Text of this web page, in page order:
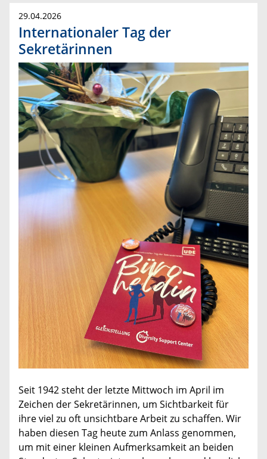
29.04.2026
Internationaler Tag der
Sekretärinnen
Seit 1942 steht der letzte Mittwoch im April im
Zeichen der Sekretärinnen, um Sichtbarkeit für
ihre viel zu oft unsichtbare Arbeit zu schaffen. Wir
haben diesen Tag heute zum Anlass genommen,
um mit einer kleinen Aufmerksamkeit an beiden